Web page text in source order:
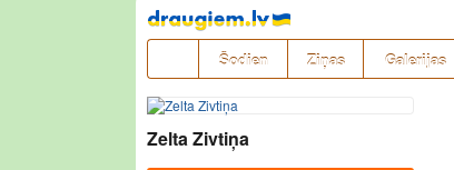
Pāriet
uz
saturu
Šodien Ziņas Galerijas
Zelta Zivtiņa